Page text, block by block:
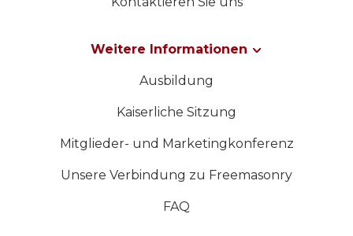
Weitere Informationen
Ausbildung
Kaiserliche Sitzung
Mitglieder- und Marketingkonferenz
Unsere Verbindung zu Freemasonry
FAQ